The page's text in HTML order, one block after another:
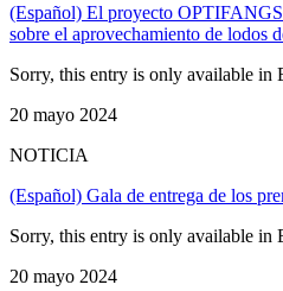
(Español) El proyecto
sobre el aprovechamiento de lodos
Sorry, this entry is only available in
20 mayo 2024
NOTICIA
(Español) Gala de entrega de los
Sorry, this entry is only available in
20 mayo 2024